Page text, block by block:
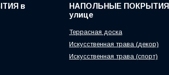
в
НАПОЛЬНЫЕ ПОКРЫТИЯ
улице
Террасная доска
Искусственная трава (декор)
Искусственная трава (спорт)